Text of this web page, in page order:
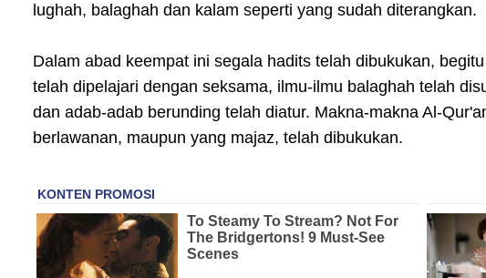
lughah, balaghah dan kalam seperti yang sudah diterangkan.
Dalam abad keempat ini segala hadits telah dibukukan,
telah dipelajari dengan seksama, ilmu-ilmu balaghah telah
dan adab-adab berunding telah diatur. Makna-makna Al-
berlawanan, maupun yang majaz, telah dibukukan.